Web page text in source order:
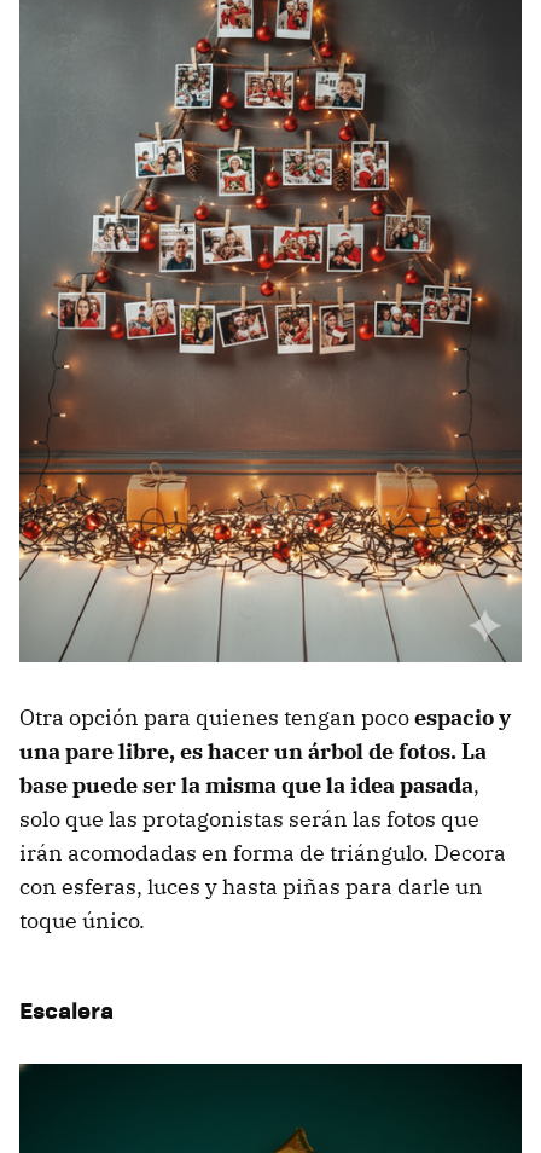
Otra opción para quienes tengan pocoespacio y
una pare libre, es hacer un árbol de fotos. La
base puede ser la misma que la idea pasada,
solo que las protagonistas serán las fotos que
irán acomodadas en forma de triángulo. Decora
con esferas, luces y hasta piñas para darle un
toque único.
Escalera